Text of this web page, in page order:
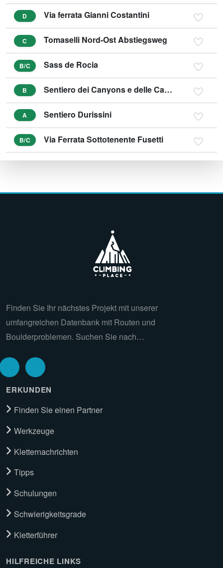
D Via ferrata Gianni Costantini
C Tomaselli Nord-Ost Abstiegsweg
B/C Sass de Rocia
B Sentiero dei Canyons e delle Cascate
A Sentiero Durissini
B/C Via Ferrata Sottotenente Fusetti
Finden Sie Ihr nächstes Projekt mit unserer
umfangreichen Datenbank mit Routen und
Boulderproblemen. Suchen Sie nach…
ERKUNDEN
Finden Sie einen Partner
Werkzeuge
Kletternachrichten
Tipps
Schulungen
Schwierigkeitsgrade
Kletterführer
HILFREICHE LINKS